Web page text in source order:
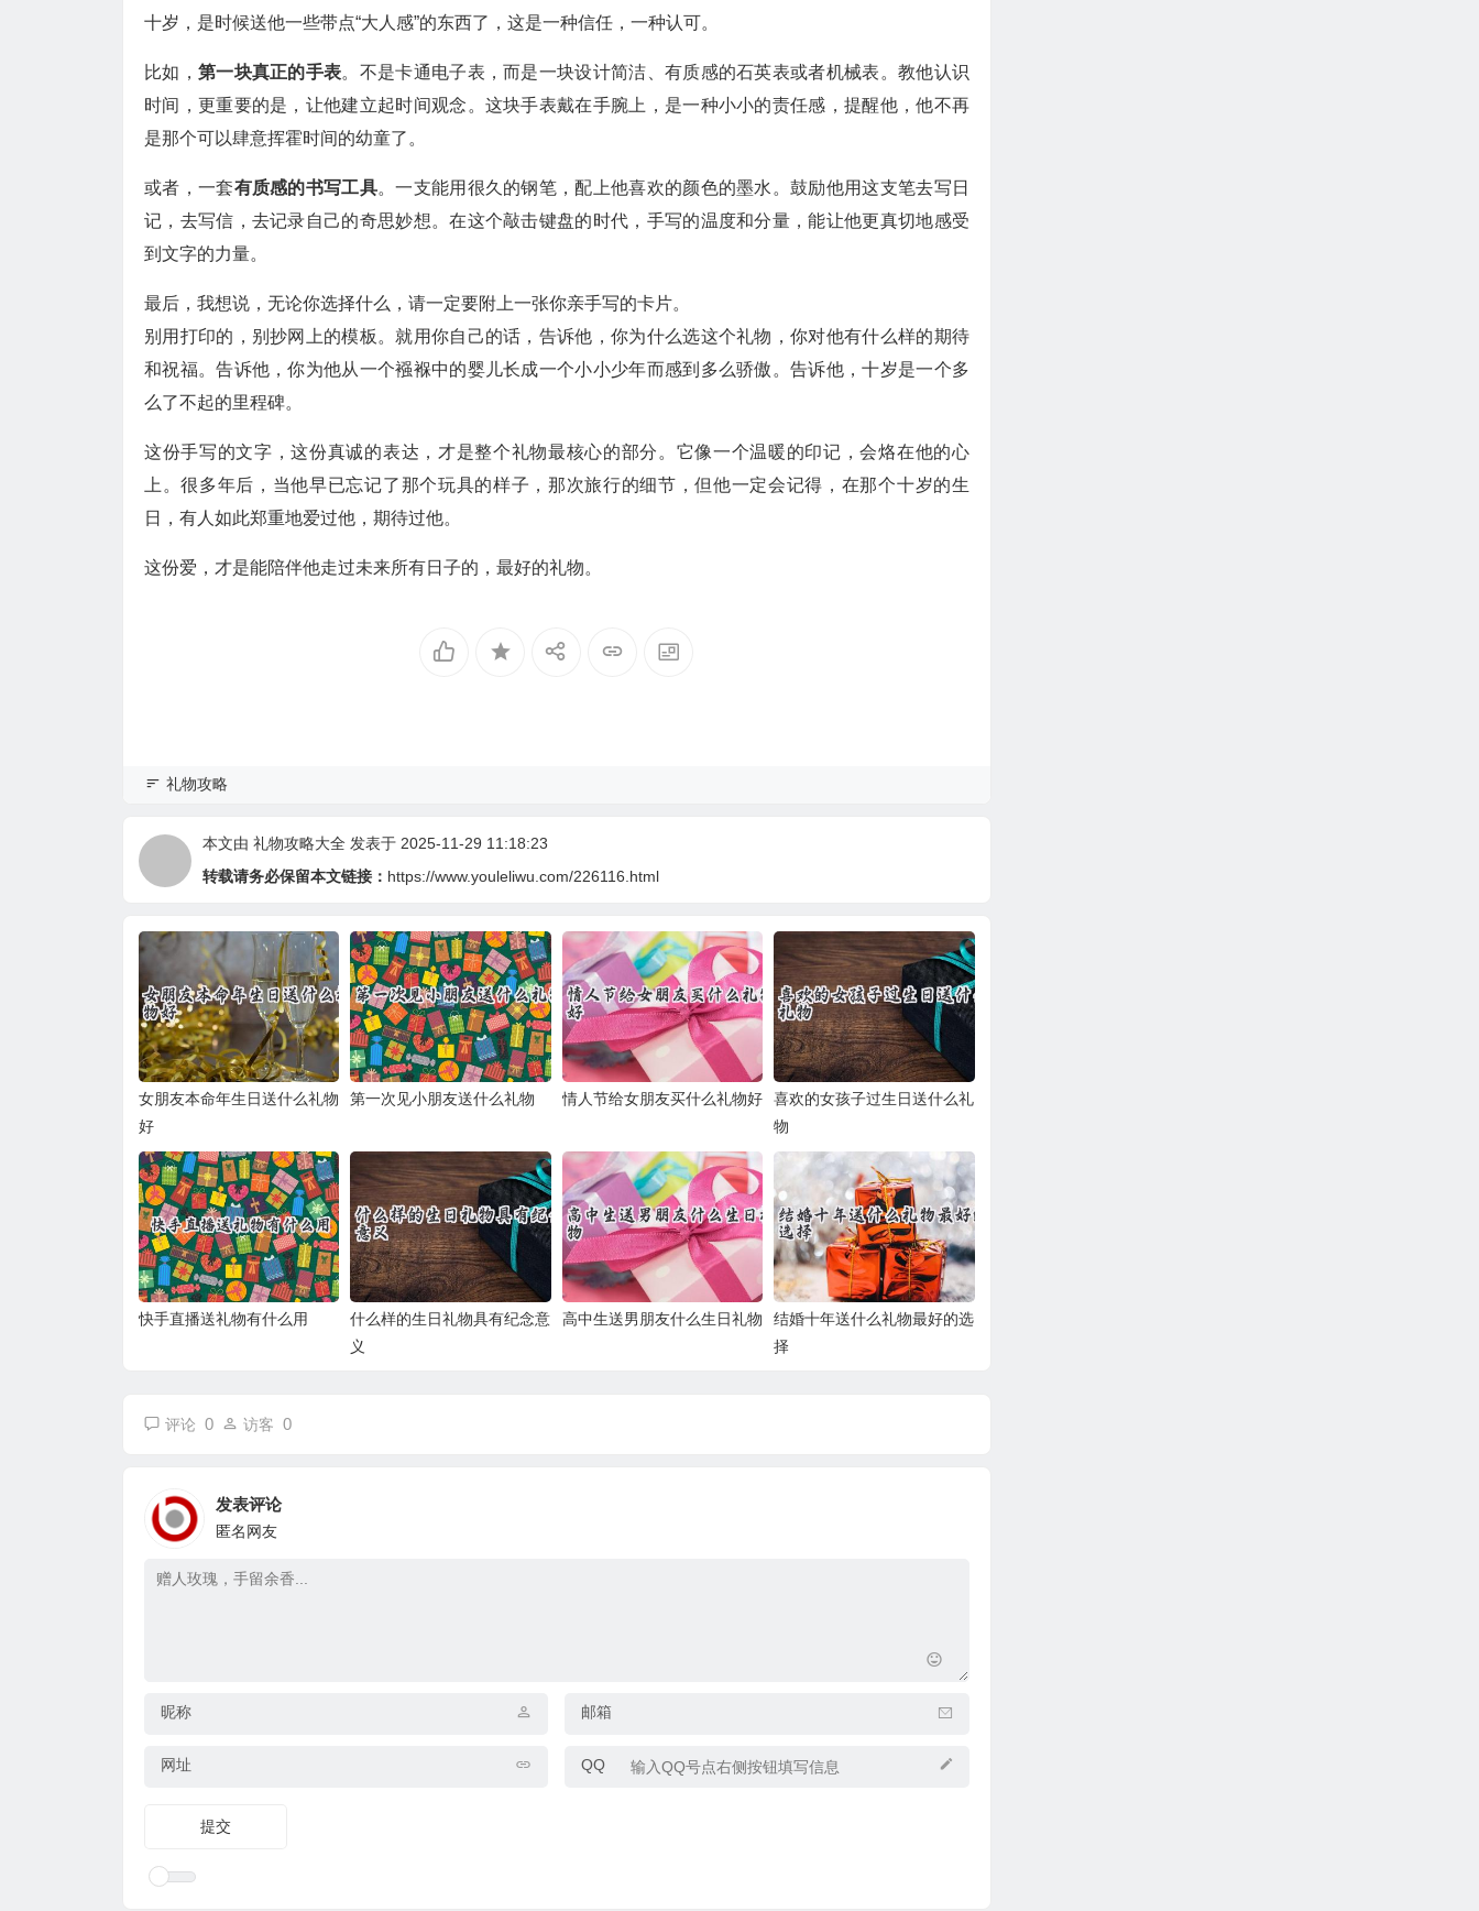
十岁，是时候送他一些带点“大人感”的东西了，这是一种信任，一种认可。
比如， 第一块真正的手表。不是卡通电子表，而是一块设计简洁、有质感的石英表或者机械表。教他认识
时间，更重要的是，让他建立起时间观念。这块手表戴在手腕上，是一种小小的责任感，提醒他，他不再
是那个可以肆意挥霍时间的幼童了。
或者，一套有质感的书写工具。一支能用很久的钢笔，配上他喜欢的颜色的墨水。鼓励他用这支笔去写日
记，去写信，去记录自己的奇思妙想。在这个敲击键盘的时代，手写的温度和分量，能让他更真切地感受
到文字的力量。
最后，我想说，无论你选择什么，请一定要附上一张你亲手写的卡片。
别用打印的，别抄网上的模板。就用你自己的话，告诉他，你为什么选这个礼物，你对他有什么样的期待
和祝福。告诉他，你为他从一个襁褓中的婴儿长成一个小小少年而感到多么骄傲。告诉他，十岁是一个多
么了不起的里程碑。
这份手写的文字，这份真诚的表达，才是整个礼物最核心的部分。它像一个温暖的印记，会烙在他的心
上。很多年后，当他早已忘记了那个玩具的样子，那次旅行的细节，但他一定会记得，在那个十岁的生
日，有人如此郑重地爱过他，期待过他。
这份爱，才是能陪伴他走过未来所有日子的，最好的礼物。
礼物攻略
本文由 礼物攻略大全 发表于 2025-11-29 11:18:23
转载请务必保留本文链接： https://www.youleliwu.com/226116.html
女朋友本命年生日送什么礼物
好
第一次见小朋友送什么礼物 情人节给女朋友买什么礼物好
喜欢的女孩子过生日送什么礼
物
快手直播送礼物有什么用
什么样的生日礼物具有纪念意
义
高中生送男朋友什么生日礼物
结婚十年送什么礼物最好的选
择
评论 0 访客 0
发表评论
匿名网友
昵称 邮箱
网址 QQ